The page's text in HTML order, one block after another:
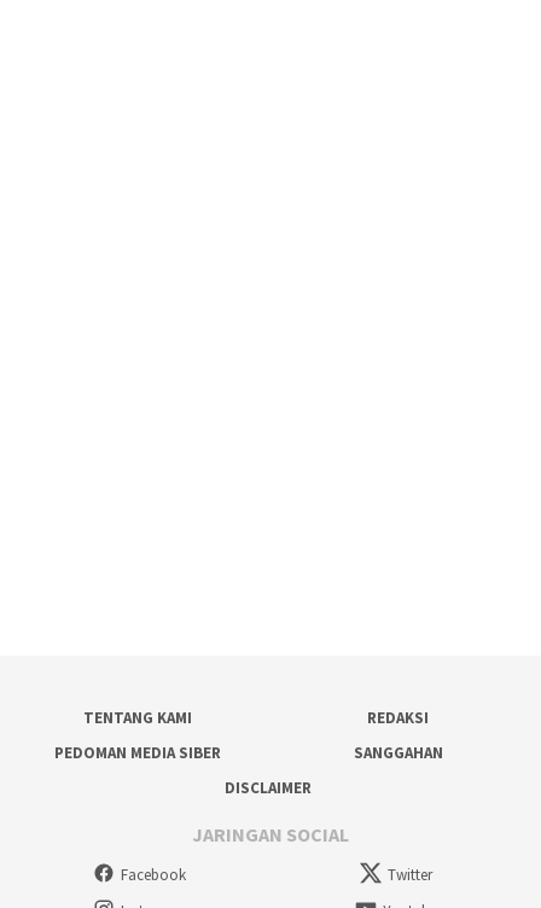
TENTANG KAMI
REDAKSI
PEDOMAN MEDIA SIBER
SANGGAHAN
DISCLAIMER
JARINGAN SOCIAL
Facebook
Twitter